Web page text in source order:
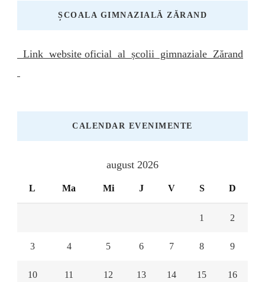
ȘCOALA GIMNAZIALĂ ZĂRAND
Link website oficial al școlii gimnaziale Zărand
CALENDAR EVENIMENTE
august 2026
L Ma Mi J V S D
1 2
3 4 5 6 7 8 9
10 11 12 13 14 15 16